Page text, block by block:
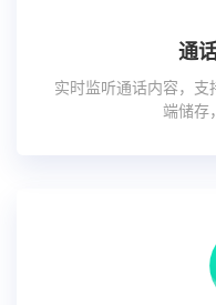
通
实时监听通话内容，
端储存